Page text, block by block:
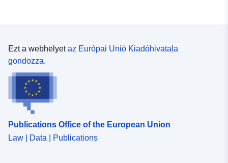
Ezt a webhelyetaz Európai Unió Kiadóhivatala
gondozza.
Publications Office of the European Union
Law | Data | Publications